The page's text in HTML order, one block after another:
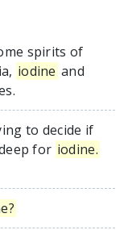
spirits of
iodine and
to decide if
for iodine.